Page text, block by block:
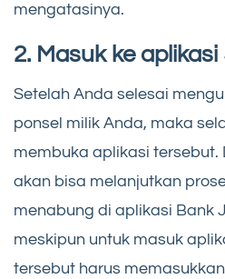
mengatasinya.
2. Masuk ke
Setelah Anda selesai
ponsel milik Anda, maka
membuka aplikasi tersebut.
akan bisa melanjutkan
menabung di aplikasi Bank
meskipun untuk masuk
tersebut harus